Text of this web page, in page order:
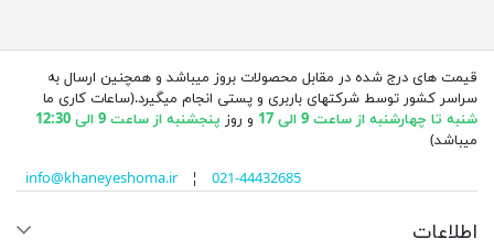
قیمت های درج شده در مقابل محصولات بروز میباشد و همچنین ارسال به
سراسر کشور توسط شرکتهای باربری و پستی انجام میگیرد.(ساعات کاری ما
شنبه تا چهارشنبه از ساعت 9 الی 17
و روز پنجشنبه از ساعت 9 الی 12:30
میباشد)
info@khaneyeshoma.ir¦ 021-44432685
اطلاعات